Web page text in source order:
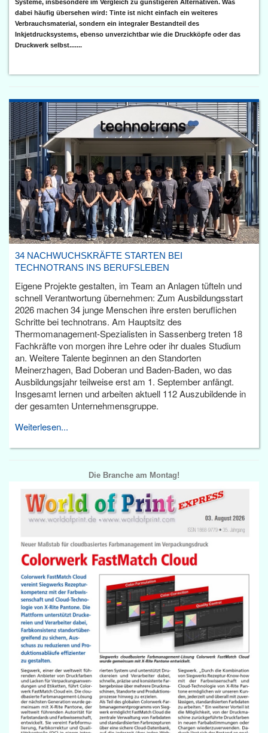
Systeme, insbesondere im Vergleich zu günstigeren Alternativen. Was
dabei häufig übersehen wird: Tinte ist nicht einfach ein weiteres
Verbrauchsmaterial, sondern ein integraler Bestandteil des
Inkjetdrucksystems, ebenso unverzichtbar wie die Druckköpfe oder das
Druckwerk selbst.......
34 NACHWUCHSKRÄFTE STARTEN BEI
TECHNOTRANS INS BERUFSLEBEN
Eigene Projekte gestalten, im Team an Anlagen tüfteln und
schnell Verantwortung übernehmen: Zum Ausbildungsstart
2026 machen 34 junge Menschen ihre ersten beruflichen
Schritte bei technotrans. Am Hauptsitz des
Thermomanagement-Spezialisten in Sassenberg treten 18
Fachkräfte von morgen ihre Lehre oder ihr duales Studium
an. Weitere Talente beginnen an den Standorten
Meinerzhagen, Bad Doberan und Baden-Baden, wo das
Ausbildungsjahr teilweise erst am 1. September anfängt.
Insgesamt lernen und arbeiten aktuell 112 Auszubildende in
der gesamten Unternehmensgruppe.
Weiterlesen...
Die Branche am Montag!